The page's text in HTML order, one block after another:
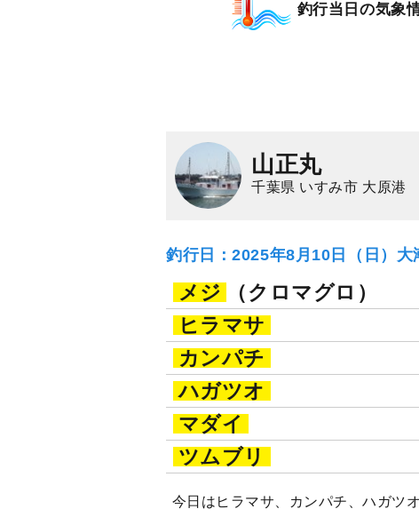
釣行当日の気象
山正丸
千葉県 いすみ市 大原港
釣行日：2025年8月10日（日）大
メジ
（クロマグロ）
ヒラマサ
カンパチ
ハガツオ
マダイ
ツムブリ
今日はヒラマサ、カンパチ、ハガツ